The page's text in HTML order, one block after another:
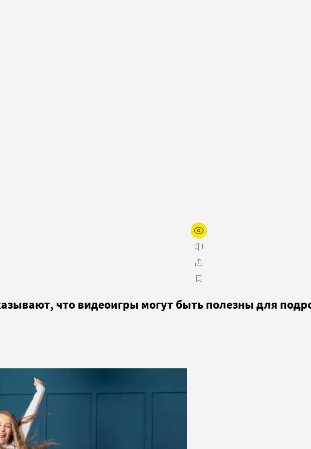
что видеоигры могут быть полезны для